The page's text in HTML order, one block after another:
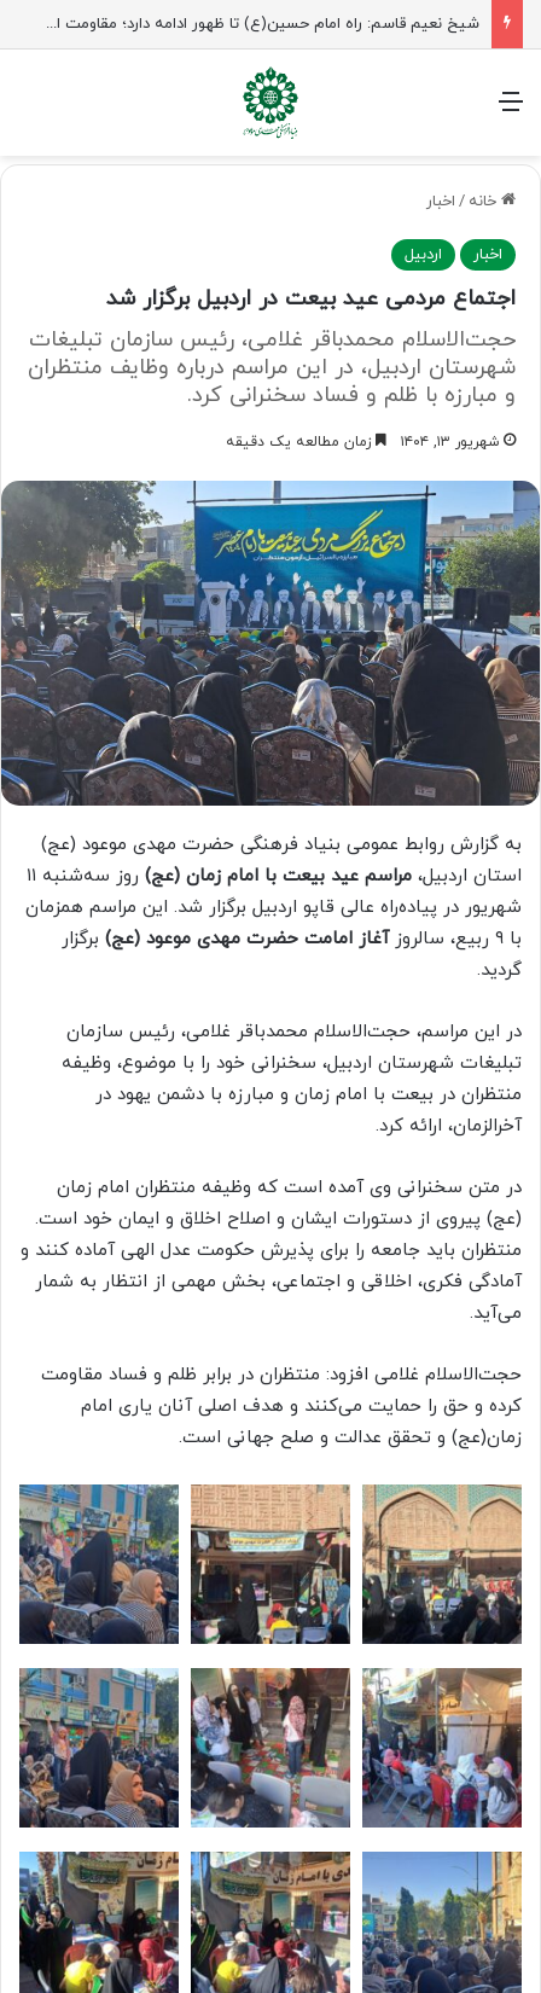
راهپیمایی اربعین، رزمایش منتظران ظهور
منو
خانه / اخبار
اخبار اردبیل
اجتماع مردمی عید بیعت در اردبیل برگزار شد
حجت‌الاسلام محمدباقر غلامی، رئیس سازمان تبلیغات
شهرستان اردبیل، در این مراسم درباره وظایف منتظران
و مبارزه با ظلم و فساد سخنرانی کرد.
شهریور ۱۳, ۱۴۰۴ زمان مطالعه یک دقیقه
به گزارش روابط عمومی بنیاد فرهنگی حضرت مهدی موعود (عج)
استان اردبیل، مراسم عید بیعت با امام زمان (عج)
روز سه‌شنبه ۱۱
شهریور در پیاده‌راه عالی قاپو اردبیل برگزار شد. این مراسم همزمان
با ۹ ربیع، سالروز
آغاز امامت حضرت مهدی موعود (عج) برگزار
گردید.
در این مراسم، حجت‌الاسلام محمدباقر غلامی، رئیس سازمان
تبلیغات شهرستان اردبیل، سخنرانی خود را با موضوع، وظیفه
منتظران در بیعت با امام زمان و مبارزه با دشمن یهود در
آخرالزمان، ارائه کرد.
در متن سخنرانی وی آمده است که وظیفه منتظران امام زمان
(عج) پیروی از دستورات ایشان و اصلاح اخلاق و ایمان خود است.
منتظران باید جامعه را برای پذیرش حکومت عدل الهی آماده کنند و
آمادگی فکری، اخلاقی و اجتماعی، بخش مهمی از انتظار به شمار
می‌آید.
حجت‌الاسلام غلامی افزود: منتظران در برابر ظلم و فساد مقاومت
کرده و حق را حمایت می‌کنند و هدف اصلی آنان یاری امام
زمان(عج) و تحقق عدالت و صلح جهانی است.